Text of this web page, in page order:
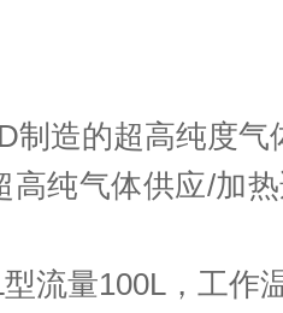
制造的超高纯度气
高纯气体供应/加热
流量100L，工作